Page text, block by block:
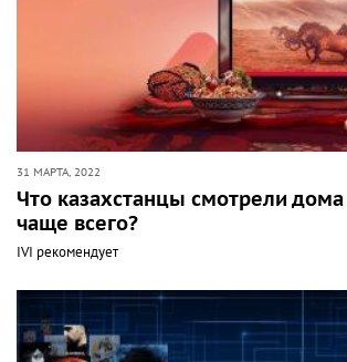
31 МАРТА, 2022
Что казахстанцы смотрели
чаще всего?
IVI рекомендует